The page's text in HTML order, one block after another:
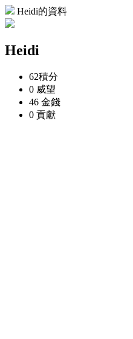
Heidi的資料
Heidi
62積分
0 威望
46 金錢
0 貢獻